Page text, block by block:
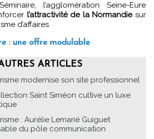
l’agglomération Seine-Eure
l’attractivité de la Normandiesur
d’affaires
: une offre modulable
ARTICLES
modernise son site professionnel
Saint Siméon cultive un luxe
: Aurélie Lemarié Guiguet
du pôle communication